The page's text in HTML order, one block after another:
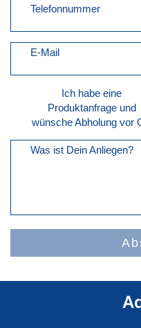
Telefonnummer
E-Mail
Ich habe eine
Produktanfrage und
wünsche Abholung vor
Was ist Dein Anliegen?